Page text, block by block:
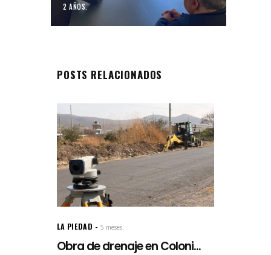
2 AÑOS.
POSTS RELACIONADOS
LA PIEDAD 5 meses.
Obra de drenaje en Coloni...